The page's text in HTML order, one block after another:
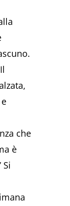
che
è